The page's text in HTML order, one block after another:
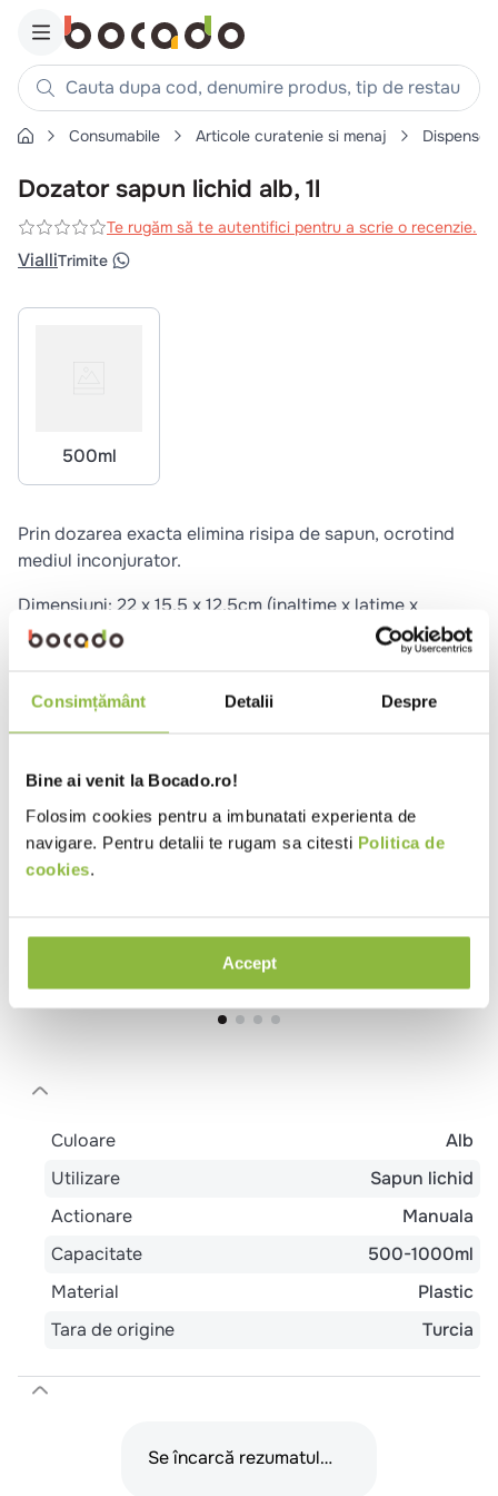
Consimțământ Detalii Despre
Bine ai venit la Bocado.ro!
Folosim cookies pentru a imbunatati experienta de
navigare. Pentru detalii te rugam sa citesti Politica de
cookies.
Accept
Cauta dupa cod, denumire produs, tip de restaurant,
Căutări populare
1. cartofi
2. piept pui
3. pui
coaste
Consumabile Articole curatenie si menaj
Dozator sapun lichid alb, 1l
Te rugăm să te autentifici pentru a scrie o recenzie.
VialliTrimite
500ml
Prin dozarea exacta elimina risipa de sapun, ocrotind
mediul inconjurator.
Dimensiuni: 22 x 15.5 x 12.5cm (inaltime x latime x
lungime)
Raporteaza descriere gresita
Sobec
Sapun lichid piele sensibila
5l
Intra in cont
Culoare
Alb
Utilizare
Sapun lichid
Actionare
Manuala
Capacitate
500-1000ml
Material
Plastic
Tara de origine
Turcia
Se încarcă rezumatul…